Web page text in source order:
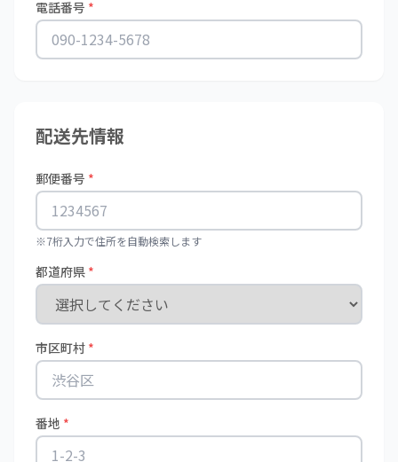
電話番号 *
配送先情報
郵便番号 *
※7桁入力で住所を自動検索します
都道府県 *
市区町村 *
番地 *